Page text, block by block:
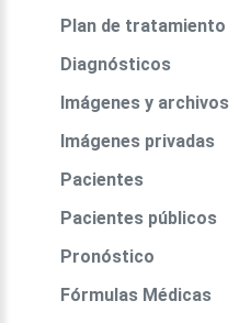
Plan de tratamiento
Diagnósticos
Imágenes y archivos
Imágenes privadas
Pacientes
Pacientes públicos
Pronóstico
Fórmulas Médicas